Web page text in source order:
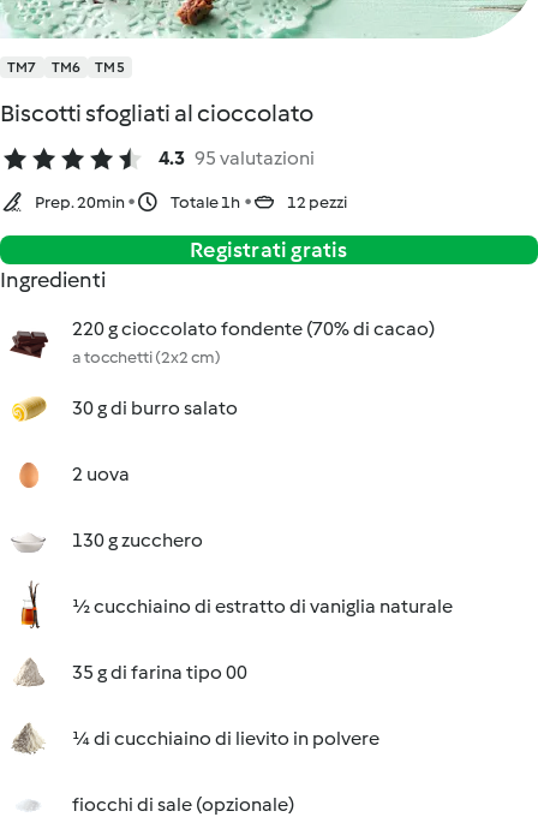
TM7 TM6 TM5
Biscotti sfogliati al cioccolato
4.3 95 valutazioni
Prep. 20min Totale 1h 12 pezzi
Registrati gratis
Ingredienti
220 g cioccolato fondente (70% di cacao)
a tocchetti (2x2 cm)
30 g di burro salato
2 uova
130 g zucchero
½ cucchiaino di estratto di vaniglia naturale
35 g di farina tipo 00
¼ di cucchiaino di lievito in polvere
fiocchi di sale (opzionale)